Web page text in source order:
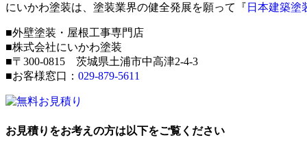
にいかわ塗装は、塗装業界の健全発展を願って『 日本建築塗
■外壁塗装・屋根工事専門店
■株式会社にいかわ塗装
■〒300-0815 茨城県土浦市中高津2-4-3
■お客様窓口： 029-879-5611
お見積りをお考えの方は以下をご覧ください